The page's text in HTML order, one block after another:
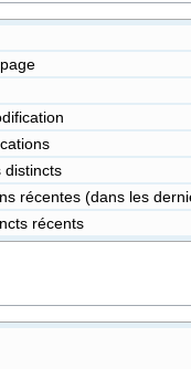
distincts
récentes (dans les
récents